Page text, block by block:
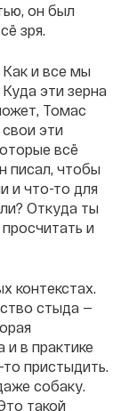
он был
зря.
и все мы
эти зерна
Томас
эти
всё
писал, чтобы
и что-то для
Откуда ты
и
контекстах.
стыда —
в практике
пристыдить.
собаку.
такой